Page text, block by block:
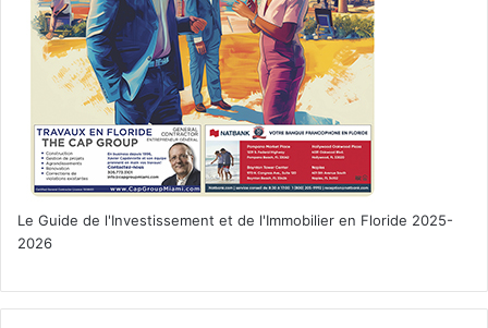
Le Guide de l'Investissement et de l'Immobilier en Floride 2025-
2026